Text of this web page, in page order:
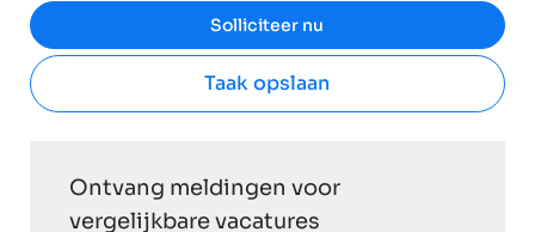
Solliciteer nu
Taak opslaan
Ontvang meldingen voor
vergelijkbare vacatures